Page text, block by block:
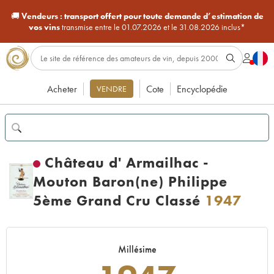
🚚Vendeurs : transport offert pour toute demande d’estimation de
vos vinstransmise entre le 01.07.2026 et le 31.08.2026 inclus*
Acheter VENDRE Cote Encyclopédie
Château d' Armailhac -
Mouton Baron(ne) Philippe
5ème Grand Cru Classé 1947
Millésime